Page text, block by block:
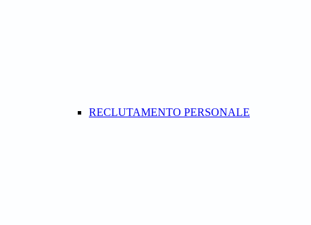
RECLUTAMENTO PERSONALE